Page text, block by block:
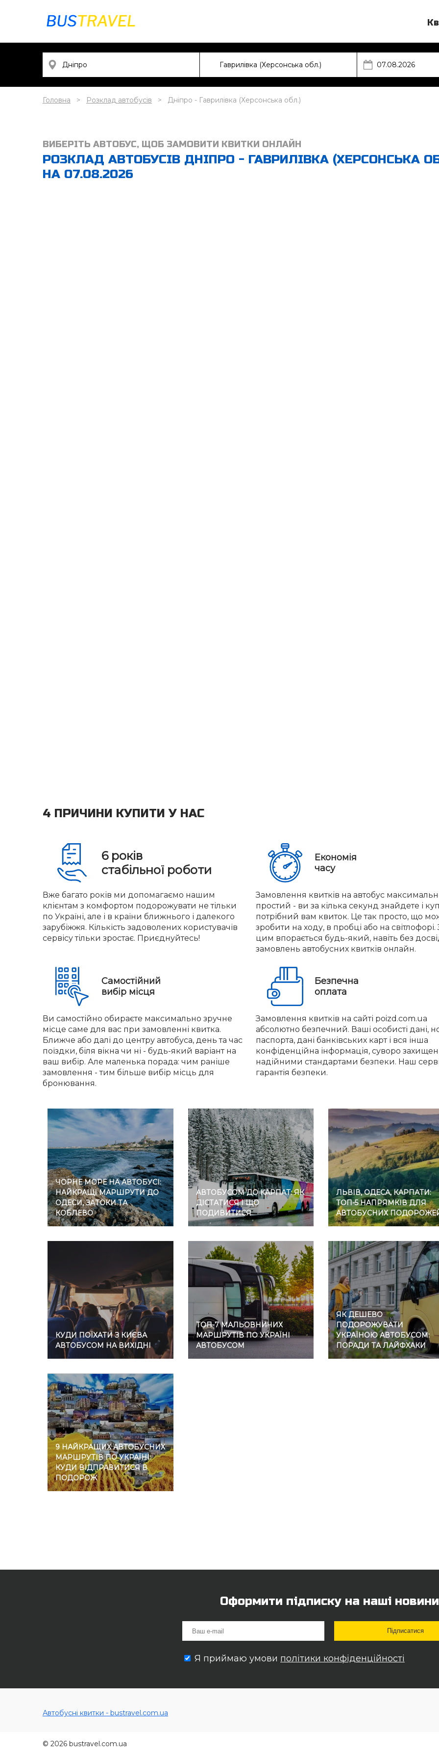
Головна Розклад автобусів Дніпро - Гаврилівка (Херсонська обл.)
ВИБЕРІТЬ АВТОБУС, ЩОБ ЗАМОВИТИ КВИТКИ ОНЛАЙН
РОЗКЛАД АВТОБУСІВ ДНІПРО - ГАВРИЛІВКА (ХЕРСОНСЬКА
НА 07.08.2026
4 ПРИЧИНИ КУПИТИ У НАС
6 років
стабільної роботи
Вже багато років ми допомагаємо нашим
клієнтам з комфортом подорожувати не тільки
по Україні, але і в країни ближнього і далекого
зарубіжжя. Кількість задоволених користувачів
сервісу тільки зростає. Приєднуйтесь!
Економія
часу
Замовлення квитків на автобус
простий - ви за кілька секунд знайдете і
потрібний вам квиток. Це так просто, що
зробити на ходу, в пробці або на світлофорі.
цим впорається будь-який, навіть без
замовлень автобусних квитків онлайн.
Самостійний
вибір місця
Ви самостійно обираєте максимально зручне
місце саме для вас при замовленні квитка.
Ближче або далі до центру автобуса, день та час
поїздки, біля вікна чи ні - будь-який варіант на
ваш вибір. Але маленька порада: чим раніше
замовлення - тим більше вибір місць для
бронювання.
Безпечна
оплата
Замовлення квитків на сайті poizd.com.ua
абсолютно безпечний. Ваші особисті дані,
паспорта, дані банківських карт і вся інша
конфіденційна інформація, суворо
надійними стандартами безпеки. Наш
гарантія безпеки.
ЧОРНЕ МОРЕ НА АВТОБУСІ:
НАЙКРАЩІ МАРШРУТИ ДО
ОДЕСИ, ЗАТОКИ ТА
КОБЛЕВО
АВТОБУСОМ ДО КАРПАТ: ЯК
ДІСТАТИСЯ І ЩО
ПОДИВИТИСЯ
ЛЬВІВ, ОДЕСА, КАРПАТИ:
ТОП-5 НАПРЯМКІВ ДЛЯ
АВТОБУСНИХ
КУДИ ПОЇХАТИ З КИЄВА
АВТОБУСОМ НА ВИХІДНІ
ТОП-7 МАЛЬОВНИЧИХ
МАРШРУТІВ ПО УКРАЇНІ
АВТОБУСОМ
ЯК ДЕШЕВО
ПОДОРОЖУВАТИ
УКРАЇНОЮ АВТОБУСОМ:
ПОРАДИ ТА ЛАЙФХАКИ
9 НАЙКРАЩИХ АВТОБУСНИХ
МАРШРУТІВ ПО УКРАЇНІ:
КУДИ ВІДПРАВИТИСЯ В
ПОДОРОЖ
Оформити підписку на наші новини
Я приймаю умови політики конфіденційності
Автобусні квитки - bustravel.com.ua
© 2026 bustravel.com.ua